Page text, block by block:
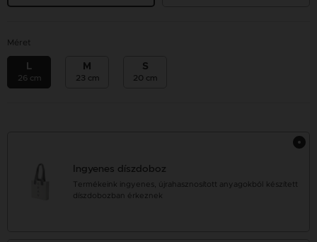
Méret
L
26 cm
M
23 cm
S
20 cm
Ingyenes díszdoboz
Termékeink ingyenes, újrahasznosított anyagokból készített
díszdobozban érkeznek